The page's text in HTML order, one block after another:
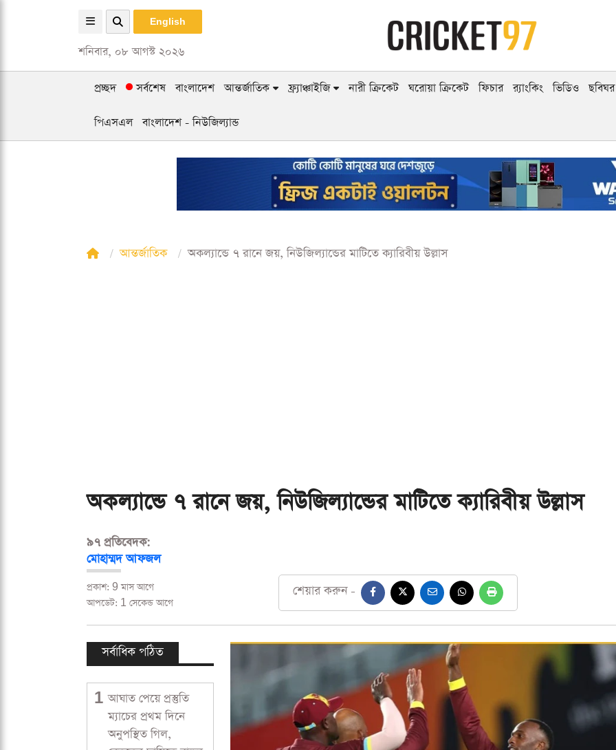
English
শনিবার, ০৮ আগস্ট ২০২৬
প্রচ্ছদ সর্বশেষ বাংলাদেশ আন্তর্জাতিক ফ্র্যাঞ্চাইজি নারী ক্রিকেট ঘরোয়া ক্রিকেট ফিচার র‍্যাংকিং ভিডিও ছবিঘর
পিএসএল বাংলাদেশ - নিউজিল্যান্ড
আন্তর্জাতিক অকল্যান্ডে ৭ রানে জয়, নিউজিল্যান্ডের মাটিতে ক্যারিবীয় উল্লাস
অকল্যান্ডে ৭ রানে জয়, নিউজিল্যান্ডের মাটিতে ক্যারিবীয় উল্লাস
৯৭ প্রতিবেদক:
মোহাম্মদ আফজল
প্রকাশ: 9 মাস আগে
আপডেট: 1 সেকেন্ড আগে
শেয়ার করুন -
সর্বাধিক পঠিত
1 আঘাত পেয়ে প্রস্তুতি
ম্যাচের প্রথম দিনে
অনুপস্থিত গিল,